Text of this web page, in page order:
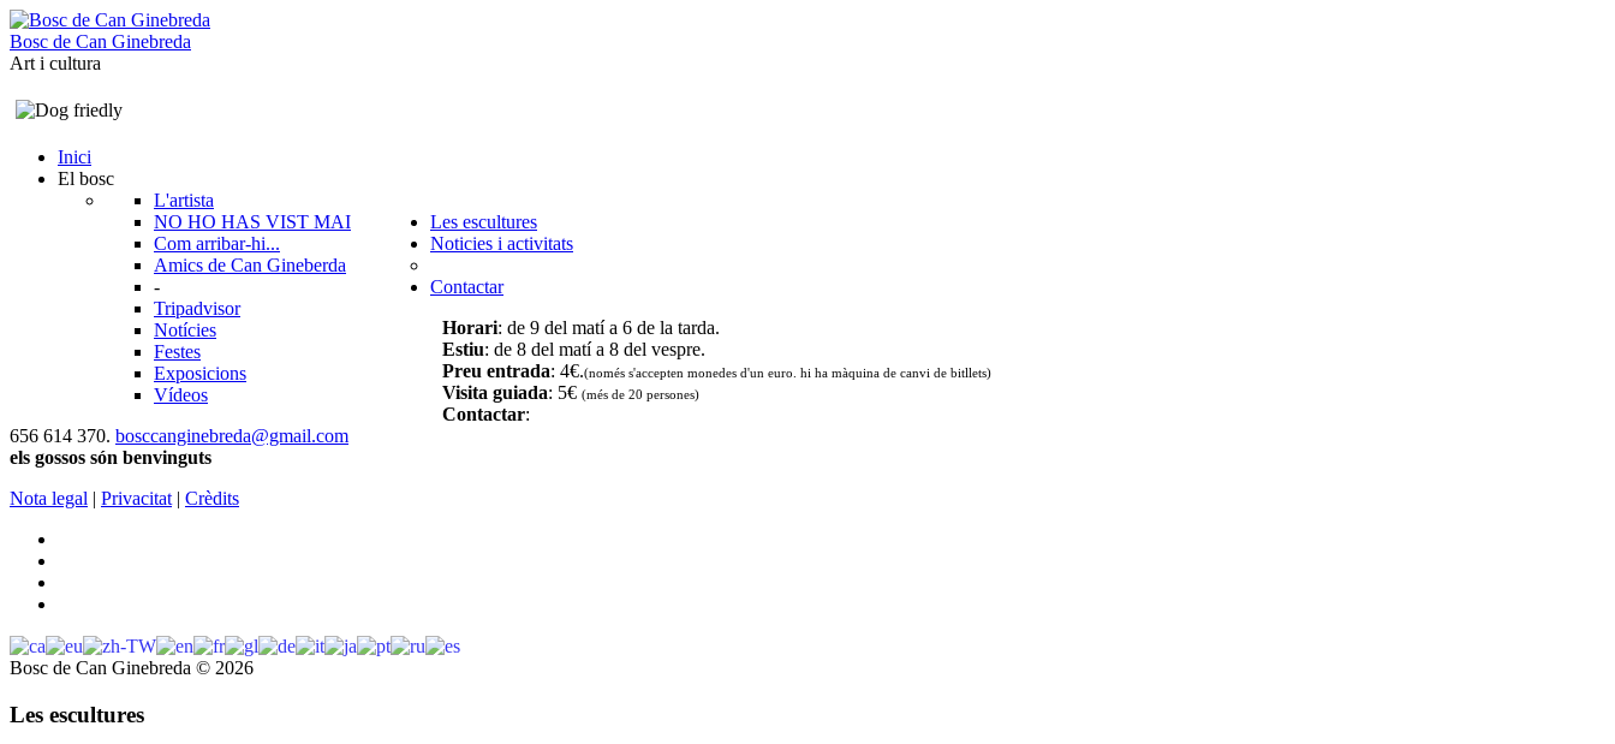
Bosc de Can Ginebreda
Art i cultura
Inici
El bosc
L'artista
NO HO HAS VIST MAI
Com arribar-hi...
Amics de Can Gineberda
-
Tripadvisor
Les escultures
Noticies i activitats
Notícies
Festes
Exposicions
Vídeos
Contactar
Horari: de 9 del matí a 6 de la tarda.
Estiu: de 8 del matí a 8 del vespre.
Preu entrada: 4€.(només s'accepten monedes d'un euro. hi ha màquina de canvi de bitllets)
Visita guiada: 5€ (més de 20 persones)
Contactar:
656 614 370. bosccanginebreda@gmail.com
els gossos són benvinguts
Nota legal | Privacitat | Crèdits
Bosc de Can Ginebreda © 2026
Les escultures